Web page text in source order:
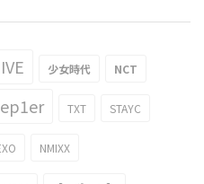
IVE 少女時代 NCT
TXT STAYC
NMIXX